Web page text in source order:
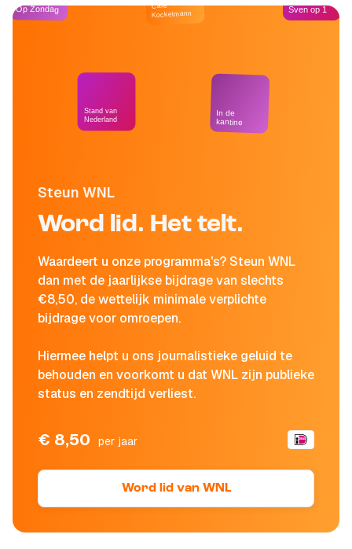
Steun WNL
Word lid. Het telt.
Waardeert u onze programma's? Steun WNL
dan met de jaarlijkse bijdrage van slechts
€8,50, de wettelijk minimale verplichte
bijdrage voor omroepen.
Hiermee helpt u ons journalistieke geluid te
behouden en voorkomt u dat WNL zijn publieke
status en zendtijd verliest.
€ 8,50 per jaar
Word lid van WNL
Op Zondag
Stand van
Nederland
Café
Kockelmann
In de
kantine
Sven op 1